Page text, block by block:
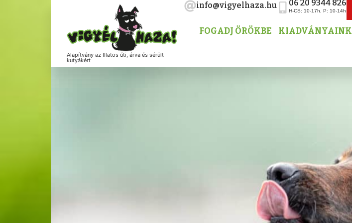
Alapítvány az Illatos úti, árva és sérült
kutyákért
info@vigyelhaza.hu 06 20 9344 826
H-CS: 10-17h, P: 10-14h
FOGADJ ÖRÖKBE KIADVÁNYAINK